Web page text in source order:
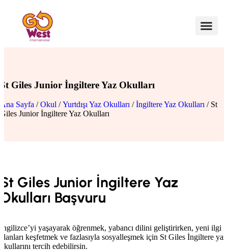
St Giles Junior İngiltere Yaz Okulları
Ana Sayfa /Okul /Yurtdışı Yaz Okulları /İngiltere Yaz Okulları / St
Giles Junior İngiltere Yaz Okulları
St Giles Junior İngiltere Yaz
Okulları Başvuru
İngilizce’yi yaşayarak öğrenmek, yabancı dilini geliştirirken, yeni ilgi
alanları keşfetmek ve fazlasıyla sosyalleşmek için St Giles İngiltere yaz
okullarını tercih edebilirsin.